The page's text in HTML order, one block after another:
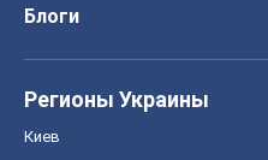
Блоги
Регионы Украины
Киев